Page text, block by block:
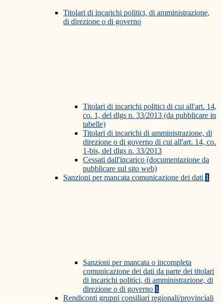
Titolari di incarichi politici, di amministrazione,
di direzione o di governo
Titolari di incarichi politici di cui all'art. 14,
co. 1, del dlgs n. 33/2013 (da pubblicare in
tabelle)
Titolari di incarichi di amministrazione, di
direzione o di governo di cui all'art. 14, co.
1-bis, del dlgs n. 33/2013
Cessati dall'incarico (documentazione da
pubblicare sul sito web)
Sanzioni per mancata comunicazione dei dati 1
Sanzioni per mancata o incompleta
comunicazione dei dati da parte dei titolari
di incarichi politici, di amministrazione, di
direzione o di governo 1
Rendiconti gruppi consiliari regionali/provinciali